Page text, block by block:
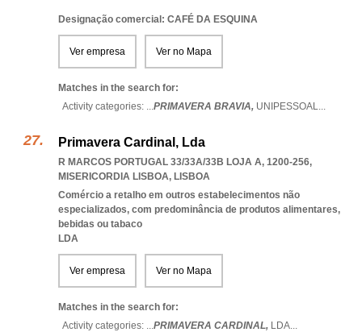
Designação comercial: CAFÉ DA ESQUINA
Ver empresa Ver no Mapa
Matches in the search for:
Activity categories: ...PRIMAVERA BRAVIA, UNIPESSOAL...
Primavera Cardinal, Lda
R MARCOS PORTUGAL 33/33A/33B LOJA A, 1200-256,
MISERICORDIA LISBOA, LISBOA
Comércio a retalho em outros estabelecimentos não
especializados, com predominância de produtos alimentares,
bebidas ou tabaco
LDA
Ver empresa Ver no Mapa
Matches in the search for:
Activity categories: ...PRIMAVERA CARDINAL, LDA...